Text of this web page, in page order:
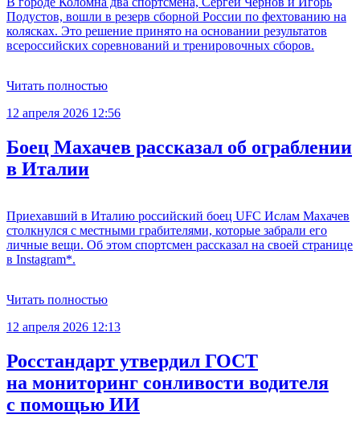
Подустов, вошли в резерв сборной России по фехтованию на
колясках. Это решение принято на основании результатов
всероссийских соревнований и тренировочных сборов.
Читать полностью
12 апреля 2026 12:56
Боец Махачев рассказал об ограблении
в Италии
Приехавший в Италию российский боец UFC Ислам Махачев
столкнулся с местными грабителями, которые забрали его
личные вещи. Об этом спортсмен рассказал на своей странице
в Instagram*.
Читать полностью
12 апреля 2026 12:13
Росстандарт утвердил ГОСТ
на мониторинг сонливости водителя
с помощью ИИ